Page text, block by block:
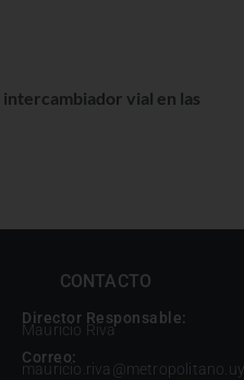
vial en las
CONTACTO
Director Responsable:
Mauricio Riva
Correo:
mauricio.riva@metropolitano.uy